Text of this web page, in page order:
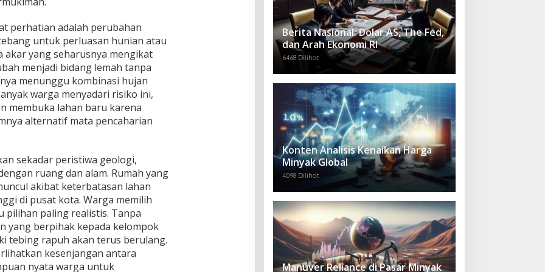
perhatian adalah perubahan
untuk perluasan hunian atau
akar yang seharusnya mengikat
menjadi bidang lemah tanpa
menunggu kombinasi hujan
warga menyadari risiko ini,
membuka lahan baru karena
alternatif mata pencaharian
sekadar peristiwa geologi,
ruang dan alam. Rumah yang
akibat keterbatasan lahan
di pusat kota. Warga memilih
pilihan paling realistis. Tanpa
yang berpihak kepada kelompok
tebing rapuh akan terus berulang.
kesenjangan antara
nyata warga untuk
Berita Nasional: Dolar AS, The Fed,
dan Arah Ekonomi RI
6468 Dilihat
Konten Analisis Kenaikan Harga
Minyak Global
4098 Dilihat
Manuver Reliance di Pasar Minyak